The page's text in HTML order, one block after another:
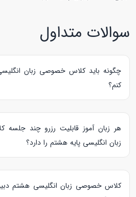
سوالات متداول
چگونه باید کلاس خصوصی زبان
کنم؟
برایرزرو کلاس آنلاین یا خصوصی
لیست استادهای موجود در همین صفحه
انتخاب کرده و از روی کارت استادی
کلیک کنید. مراحل کامل رزرو را
آموزمشاهده نمایید.
هر زبان آموز قابلیت رزرو چند جلسه
زبان انگلیسی پایه هشتم را دارد؟
پایه هشتم دبیرستان فراهم شده است.
کلاس خصوصی زبان انگلیسی هشتم